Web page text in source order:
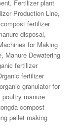
, Fertilizer plant
Production Line,
fertilizer
disposal,
for Making
, Manure Dewatering
fertilizer
fertilizer
organic granulator for
poultry manure
compost
pellet making